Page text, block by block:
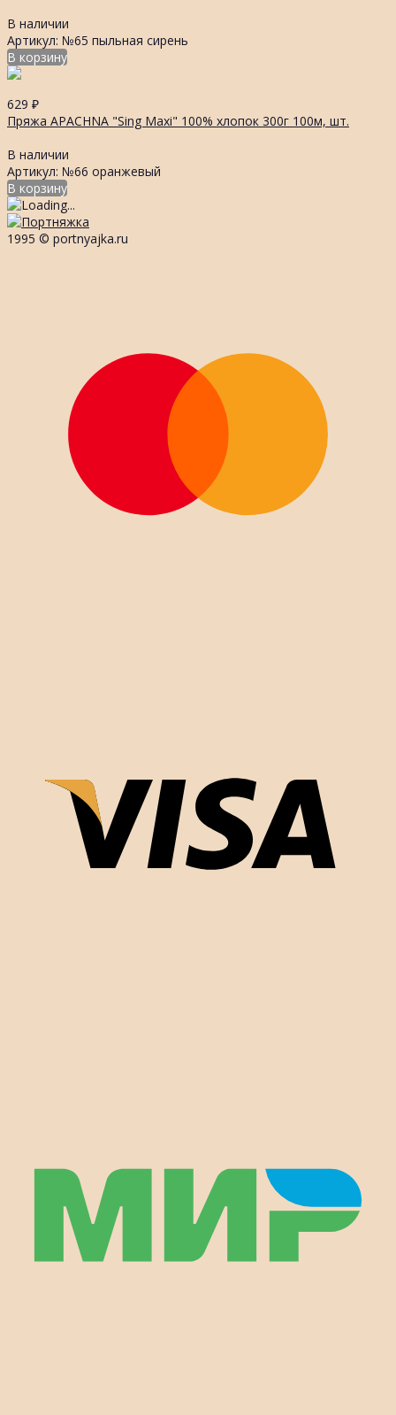
В наличии
Артикул: №65 пыльная сирень
В корзину
629 ₽
Пряжа APACHNA "Sing Maxi" 100% хлопок 300г 100м, шт.
В наличии
Артикул: №66 оранжевый
В корзину
1995 © portnyajka.ru